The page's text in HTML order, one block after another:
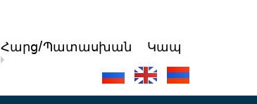
Հարց/Պատասխան Կապ